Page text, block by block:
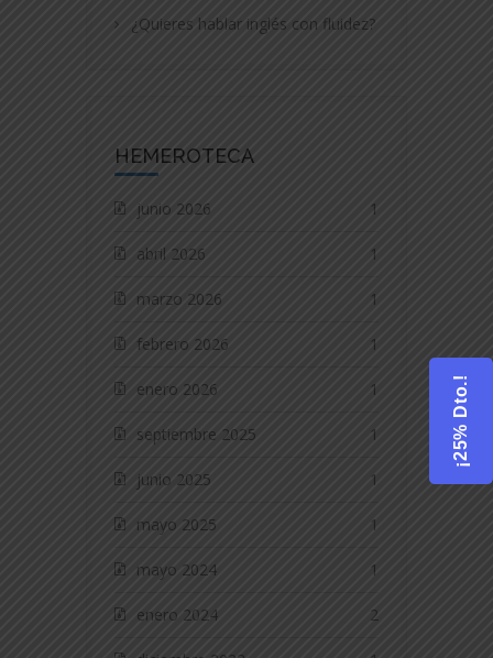
¿Quieres hablar inglés con fluidez?
HEMEROTECA
junio 2026 1
abril 2026 1
marzo 2026 1
febrero 2026 1
enero 2026 1
septiembre 2025 1
junio 2025 1
mayo 2025 1
mayo 2024 1
enero 2024 2
¡25% Dto.!